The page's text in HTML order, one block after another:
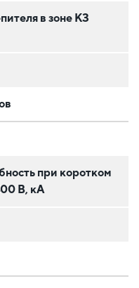
в зоне КЗ
при коротком
В, кА